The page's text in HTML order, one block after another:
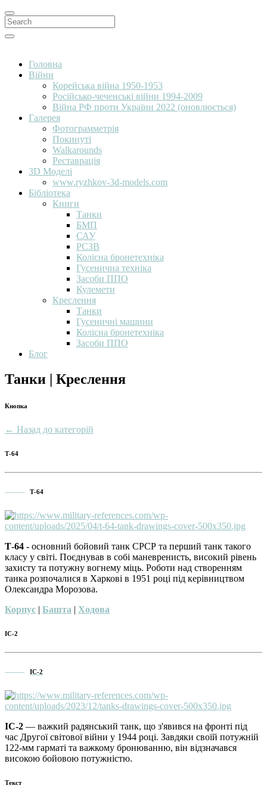
Search
for:
Search
Головна
Війни
Корейська війна 1950-1953
Російсько-чеченські війни 1994-2009
Війна РФ проти України 2022 (оновлюється)
Галерея
Фотограмметрія
Покинуті
Walkarounds
Реставрація
3D Моделі
www.ryzhkov-3d-models.com
Бібліотека
Книги
Танки
БМП
САУ
РСЗВ
Колісна бронетехніка
Гусенична техніка
Засоби ППО
Кулемети
Креслення
Танки
Гусеничні машини
Колісна бронетехніка
Засоби ППО
Блог
Танки | Креслення
Кнопка
← Назад до категорій
Т-64
——— Т-64
Т-64 - основний бойовий танк СРСР та перший танк такого
класу у світі. Поєднував в собі маневренисть, високий рівень
захисту та потужну вогнему міць. Роботи над створенням
танка розпочалися в Харкові в 1951 році під керівництвом
Олександра Морозова.
Корпус | Башта | Ходова
ІС-2
——— ІС-2
ІС-2 — важкий радянський танк, що з'явився на фронті під
час Другої світової війни у 1944 році. Завдяки своїй потужній
122-мм гарматі та важкому бронюванню, він відзначався
високою бойовою потужністю.
Текст